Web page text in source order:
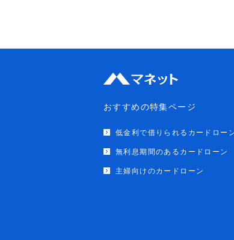
おすすめの特集ページ
低金利で借りられるカードロー
無利息期間のあるカードローン
主婦向けのカードローン